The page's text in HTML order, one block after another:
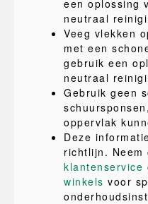
een oplossing
neutraal
Veeg vlekken
met een
gebruik een
neutraal
Gebruik geen
oppervlak
Deze
richtlijn. Neem
klantenservice
winkels voor